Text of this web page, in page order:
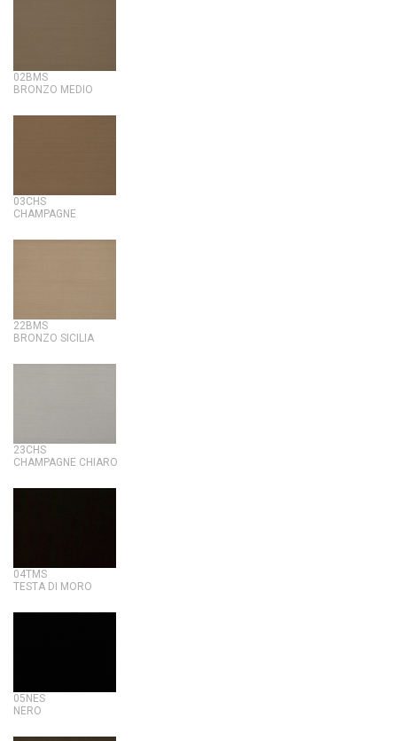
02BMS
BRONZO MEDIO
03CHS
CHAMPAGNE
22BMS
BRONZO SICILIA
23CHS
CHAMPAGNE CHIARO
04TMS
TESTA DI MORO
05NES
NERO